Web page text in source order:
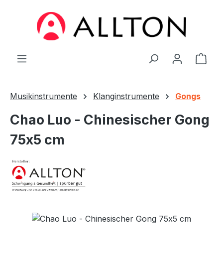
Zum Hauptinhalt springen
Musikinstrumente Klanginstrumente Gongs
Chao Luo - Chinesischer Gong
75x5 cm
Bildergalerie überspringen